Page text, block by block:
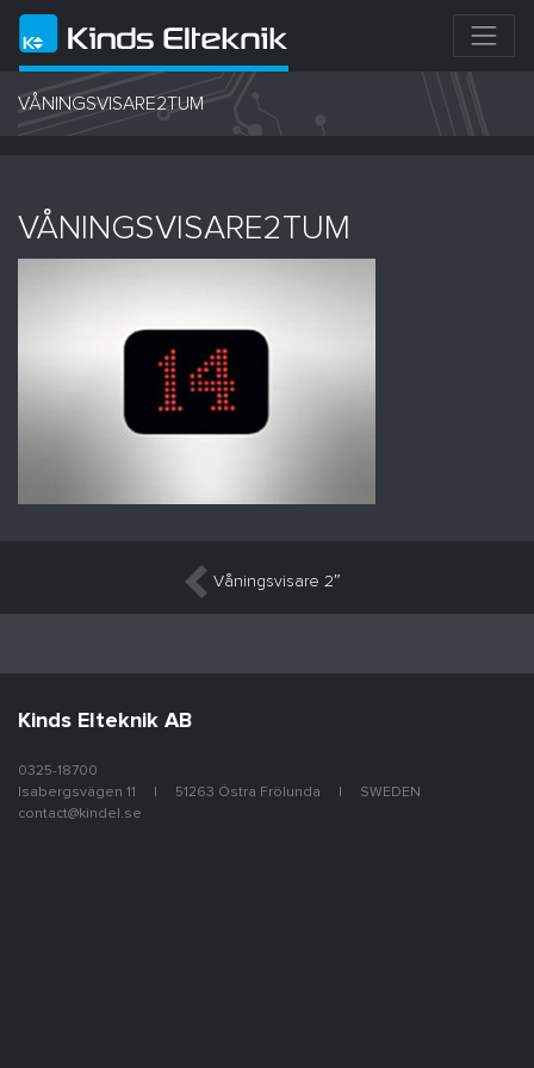
VÅNINGSVISARE2TUM
VÅNINGSVISARE2TUM
InläggsnavigeringVåningsvisare 2″
Kinds Elteknik AB
0325-18700
Isabergsvägen 11
51263 Östra Frölunda
SWEDEN
contact@kindel.se